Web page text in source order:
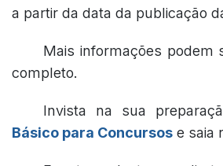
a partir da data da publicação
Mais informações podem
completo.
Invista na sua
Básico para Concursos e saia